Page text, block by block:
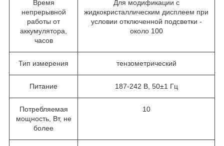
Время
непрерывной
работы от
аккумулятора,
часов
Для модификации с
жидкокристаллическим дисплеем при
условии отключенной подсветки -
около 100
Тип измерения тензометрический
Питание 187-242 В, 50±1 Гц
Потребляемая
мощность, Вт, не
более
10